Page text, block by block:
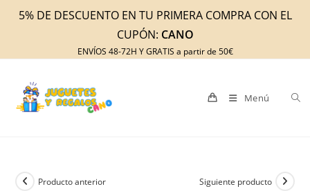
5% DE DESCUENTO EN TU PRIMERA COMPRA CON EL
CUPÓN: CANO
ENVÍOS 48-72H Y GRATIS a partir de 50€
Menú
Producto anterior Siguiente producto